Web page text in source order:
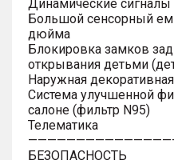
Динамические сигналы
Большой сенсорный
дюйма
Блокировка замков
открывания детьми
Наружная
Система улучшенной
салоне (фильтр N95)
Телематика
БЕЗОПАСНОСТЬ